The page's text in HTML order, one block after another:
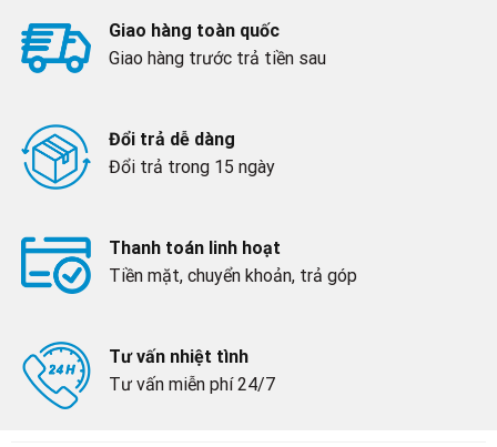
Giao hàng toàn quốc
Giao hàng trước trả tiền sau
Đổi trả dễ dàng
Đổi trả trong 15 ngày
Thanh toán linh hoạt
Tiền mặt, chuyển khoản, trả góp
Tư vấn nhiệt tình
Tư vấn miễn phí 24/7